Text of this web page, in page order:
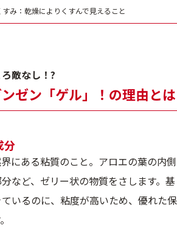
み：乾燥によりくすんで見えること
敵なし！?
ゼン「ゲル」！の理由とは
分
にある粘質のこと。アロエの葉の内側
など、ゼリー状の物質をさします。基
いるのに、粘度が高いため、優れた保